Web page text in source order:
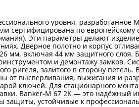
уровня, разработанное
сертифицирована по европейскому
Эти параметры делают
Дверное полотно и корпус
мм, включая 44 мм защитного слоя.
и демонтажу замков.
ригеля, залитого в сторону петель.
высверливания, выжигания и
ключей. Для стационарного
Banker-M 67 2K — это надёжный
защиты, устойчивые к